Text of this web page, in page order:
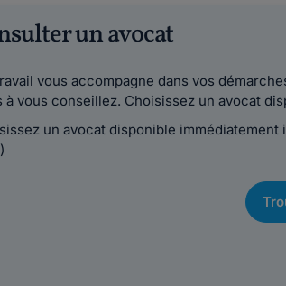
un avocat
vous accompagne dans vos
à vous conseillez. Choisissez un avocat
un avocat disponible immédiatement